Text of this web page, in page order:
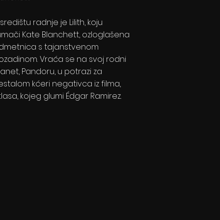
radnje je Lilith, koju
Kate Blanchett, ozloglašena
s tajanstvenom
Vraća se na svoj rodni
Pandoru, u potrazi za
kćeri negativca iz filma,
kojeg glumi Édgar Ramirez.